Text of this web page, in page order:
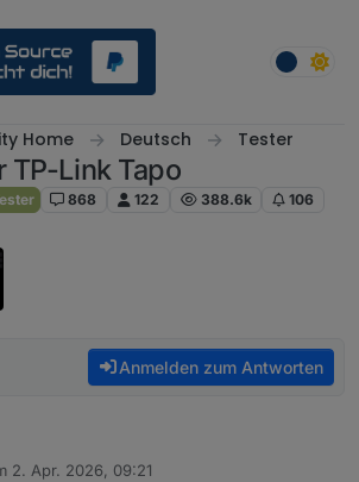
Home Deutsch Tester
TP-Link Tapo
868 122 388.6k 106
Anmelden zum Antworten
2. Apr. 2026, 09:21